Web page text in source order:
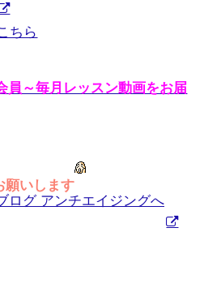
ちら
員～毎月レッスン動画をお届
願いします